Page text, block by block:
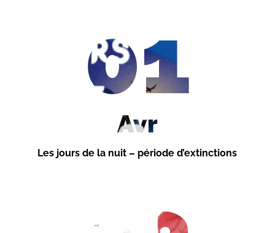
Les jours de la nuit – période d’extinctions
01
Avr